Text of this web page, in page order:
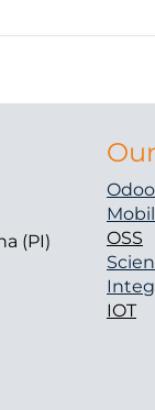
(PI)
Odoo
OSS
IOT